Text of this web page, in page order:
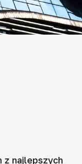
z najlepszych